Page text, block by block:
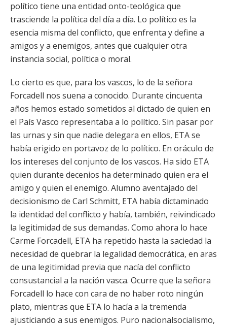
político tiene una entidad onto-teológica que
trasciende la política del día a día. Lo político es la
esencia misma del conflicto, que enfrenta y define a
amigos y a enemigos, antes que cualquier otra
instancia social, política o moral.
Lo cierto es que, para los vascos, lo de la señora
Forcadell nos suena a conocido. Durante cincuenta
años hemos estado sometidos al dictado de quien en
el País Vasco representaba a lo político. Sin pasar por
las urnas y sin que nadie delegara en ellos, ETA se
había erigido en portavoz de lo político. En oráculo de
los intereses del conjunto de los vascos. Ha sido ETA
quien durante decenios ha determinado quien era el
amigo y quien el enemigo. Alumno aventajado del
decisionismo de Carl Schmitt, ETA había dictaminado
la identidad del conflicto y había, también, reivindicado
la legitimidad de sus demandas. Como ahora lo hace
Carme Forcadell, ETA ha repetido hasta la saciedad la
necesidad de quebrar la legalidad democrática, en aras
de una legitimidad previa que nacía del conflicto
consustancial a la nación vasca. Ocurre que la señora
Forcadell lo hace con cara de no haber roto ningún
plato, mientras que ETA lo hacía a la tremenda
ajusticiando a sus enemigos. Puro nacionalsocialismo,